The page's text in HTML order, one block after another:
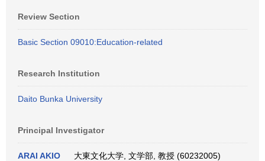
Review Section
Basic Section 09010:Education-related
Research Institution
Daito Bunka University
Principal Investigator
ARAI AKIO 大東文化大学, 文学部, 教授 (60232005)